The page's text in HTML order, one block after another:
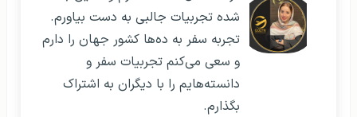
شده تجربیات جالبی به دست بیاورم.
تجربه سفر به ده‌ها کشور جهان را دارم
و سعی می‌کنم تجربیات سفر و
دانسته‌هایم را با دیگران به اشتراک
بگذارم.